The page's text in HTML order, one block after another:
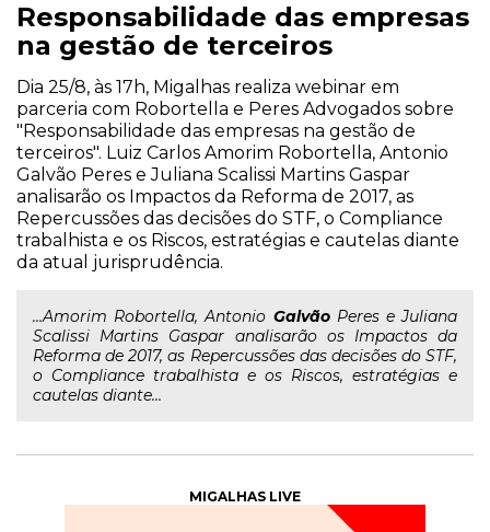
Responsabilidade das empresas
na gestão de terceiros
Dia 25/8, às 17h, Migalhas realiza webinar em
parceria com Robortella e Peres Advogados sobre
"Responsabilidade das empresas na gestão de
terceiros". Luiz Carlos Amorim Robortella, Antonio
Galvão Peres e Juliana Scalissi Martins Gaspar
analisarão os Impactos da Reforma de 2017, as
Repercussões das decisões do STF, o Compliance
trabalhista e os Riscos, estratégias e cautelas diante
da atual jurisprudência.
...Amorim Robortella, Antonio GalvãoPeres e Juliana
Scalissi Martins Gaspar analisarão os Impactos da
Reforma de 2017, as Repercussões das decisões do STF,
o Compliance trabalhista e os Riscos, estratégias e
cautelas diante...
MIGALHAS LIVE